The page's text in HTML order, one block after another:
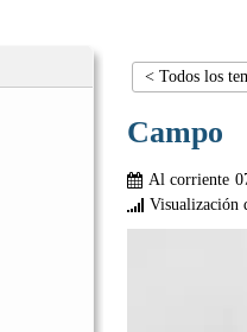
< Todos los
Campo
Al corriente
Visualización